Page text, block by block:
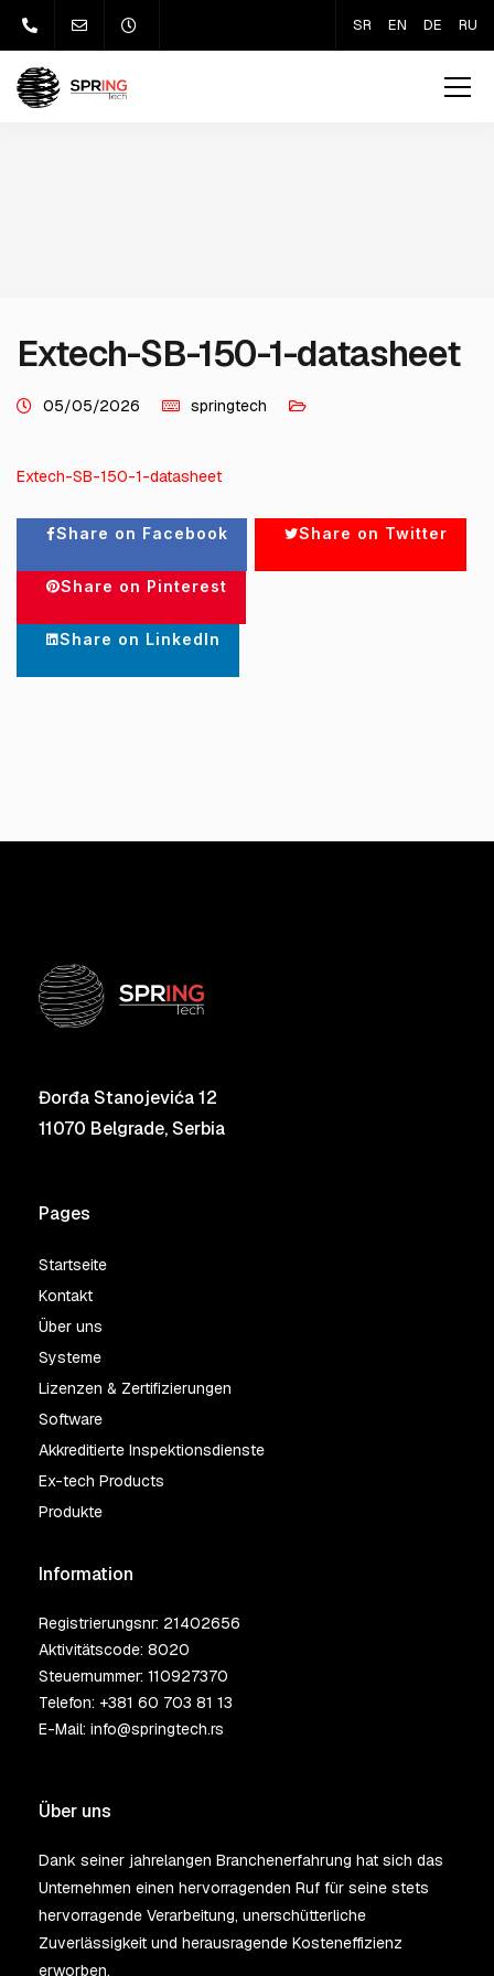
SR EN DE RU
Extech-SB-150-1-datasheet
05/05/2026 springtech
Extech-SB-150-1-datasheet
Share on Facebook Share on Twitter
Share on Pinterest
Share on LinkedIn
Đorđa Stanojevića 12
11070 Belgrade, Serbia
Pages
Startseite
Kontakt
Über uns
Systeme
Lizenzen & Zertifizierungen
Software
Akkreditierte Inspektionsdienste
Ex-tech Products
Produkte
Information
Registrierungsnr: 21402656
Aktivitätscode: 8020
Steuernummer: 110927370
Telefon: +381 60 703 81 13
E-Mail: info@springtech.rs
Über uns
Dank seiner jahrelangen Branchenerfahrung hat sich das
Unternehmen einen hervorragenden Ruf für seine stets
hervorragende Verarbeitung, unerschütterliche
Zuverlässigkeit und herausragende Kosteneffizienz
erworben.